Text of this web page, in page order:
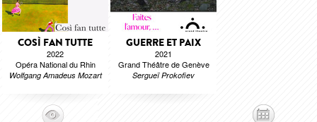
COSÌ FAN TUTTE
2022
Opéra National du Rhin
Wolfgang Amadeus Mozart
GUERRE ET PAIX
2021
Grand Théâtre de Genève
Sergueï Prokofiev